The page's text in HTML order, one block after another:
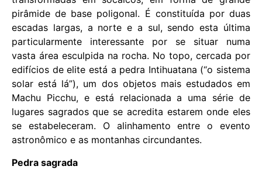
pirâmide de base poligonal. É constituída por duas
escadas largas, a norte e a sul, sendo esta última
particularmente interessante por se situar numa
vasta área esculpida na rocha. No topo, cercada por
edifícios de elite está a pedra Intihuatana (“o sistema
solar está lá”), um dos objetos mais estudados em
Machu Picchu, e está relacionada a uma série de
lugares sagrados que se acredita estarem onde eles
se estabeleceram. O alinhamento entre o evento
astronômico e as montanhas circundantes.
Pedra sagrada